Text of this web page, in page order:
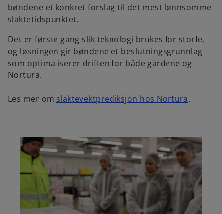
bøndene et konkret forslag til det mest lønnsomme
slaktetidspunktet.
Det er første gang slik teknologi brukes for storfe,
og løsningen gir bøndene et beslutningsgrunnlag
som optimaliserer driften for både gårdene og
Nortura.
Les mer om slaktevektprediksjon hos Nortura.